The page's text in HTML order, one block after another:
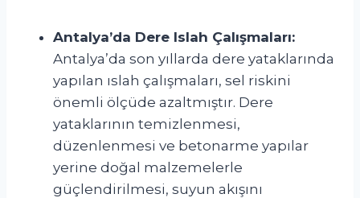
Antalya’da Dere Islah Çalışmaları:
Antalya’da son yıllarda dere yataklarında
yapılan ıslah çalışmaları, sel riskini
önemli ölçüde azaltmıştır. Dere
yataklarının temizlenmesi,
düzenlenmesi ve betonarme yapılar
yerine doğal malzemelerle
güçlendirilmesi, suyun akışını